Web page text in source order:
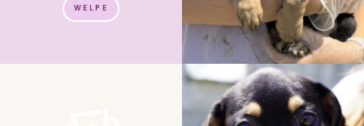
WELPE